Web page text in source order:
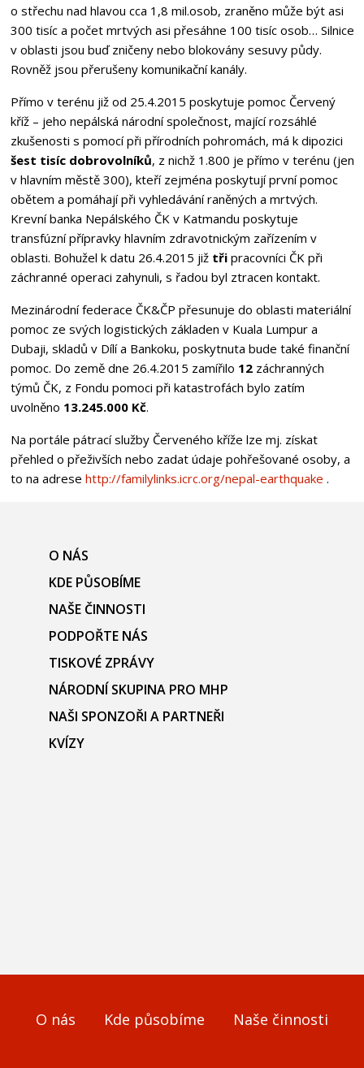
o střechu nad hlavou cca 1,8 mil.osob, zraněno může být asi
300 tisíc a počet mrtvých asi přesáhne 100 tisíc osob… Silnice
v oblasti jsou buď zničeny nebo blokovány sesuvy půdy.
Rovněž jsou přerušeny komunikační kanály.
Přímo v terénu již od 25.4.2015 poskytuje pomoc Červený
kříž – jeho nepálská národní společnost, mající rozsáhlé
zkušenosti s pomocí při přírodních pohromách, má k dipozici
šest tisíc dobrovolníků, z nichž 1.800 je přímo v terénu (jen
v hlavním městě 300), kteří zejména poskytují první pomoc
obětem a pomáhají při vyhledávání raněných a mrtvých.
Krevní banka Nepálského ČK v Katmandu poskytuje
transfúzní přípravky hlavním zdravotnickým zařízením v
oblasti. Bohužel k datu 26.4.2015 již třipracovníci ČK při
záchranné operaci zahynuli, s řadou byl ztracen kontakt.
Mezinárodní federace ČK&ČP přesunuje do oblasti materiální
pomoc ze svých logistických základen v Kuala Lumpur a
Dubaji, skladů v Dílí a Bankoku, poskytnuta bude také finanční
pomoc. Do země dne 26.4.2015 zamířilo 12záchranných
týmů ČK, z Fondu pomoci při katastrofách bylo zatím
uvolněno 13.245.000 Kč.
Na portále pátrací služby Červeného kříže lze mj. získat
přehled o přeživších nebo zadat údaje pohřešované osoby, a
to na adrese http://familylinks.icrc.org/nepal-earthquake .
O NÁS
KDE PŮSOBÍME
NAŠE ČINNOSTI
PODPOŘTE NÁS
TISKOVÉ ZPRÁVY
NÁRODNÍ SKUPINA PRO MHP
NAŠI SPONZOŘI A PARTNEŘI
KVÍZY
O nás Kde působíme Naše činnosti